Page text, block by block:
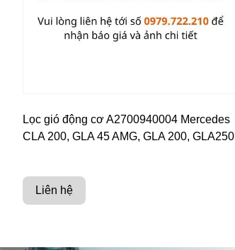
Lọc gió động cơ A2700940004 Mercedes
CLA 200, GLA 45 AMG, GLA 200, GLA250
Liên hệ